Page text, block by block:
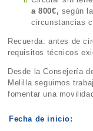
a 800€, según
circunstancias
Recuerda: antes de
requisitos técnicos
Desde la Consejería
Melilla seguimos
fomentar una
Fecha de inicio: